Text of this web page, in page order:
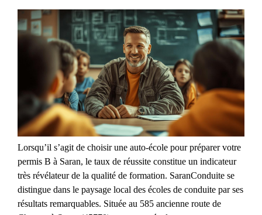
Lorsqu’il s’agit de choisir une auto-école pour préparer votre
permis B à Saran, le taux de réussite constitue un indicateur
très révélateur de la qualité de formation. SaranConduite se
distingue dans le paysage local des écoles de conduite par ses
résultats remarquables. Située au 585 ancienne route de